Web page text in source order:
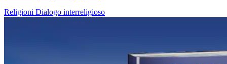
Religioni Dialogo interreligioso